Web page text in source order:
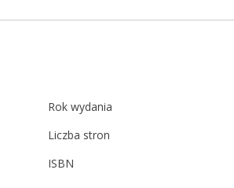
Rok wydania
Liczba stron
ISBN